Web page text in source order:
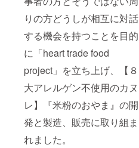
りの方どうしが相互に対話
する機会を持つことを目的
に「heart trade food
project」を立ち上げ、【８
大アレルゲン不使用のカヌ
レ】『米粉のおやま』の開
発と製造、販売に取り組ま
れました。